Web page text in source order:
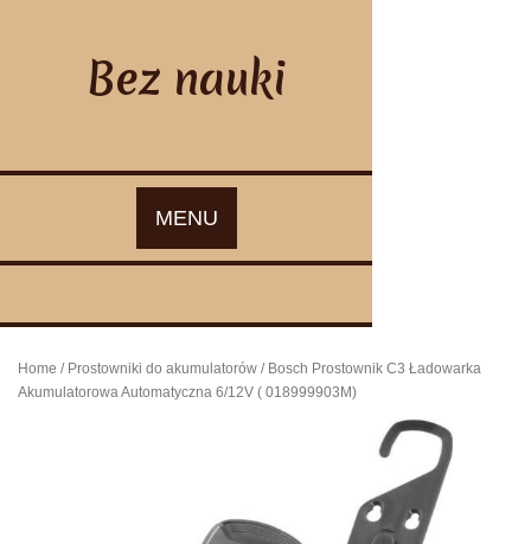
Bez nauki
MENU
Home / Prostowniki do akumulatorów / Bosch Prostownik C3 Ładowarka
Akumulatorowa Automatyczna 6/12V ( 018999903M)